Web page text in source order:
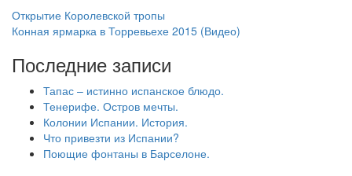
Открытие Королевской тропы
Конная ярмарка в Торревьехе 2015 (Видео)
Последние записи
Тапас – истинно испанское блюдо.
Тенерифе. Остров мечты.
Колонии Испании. История.
Что привезти из Испании?
Поющие фонтаны в Барселоне.